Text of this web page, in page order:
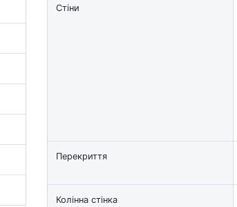
Стіни
Перекриття
Колінна стінка